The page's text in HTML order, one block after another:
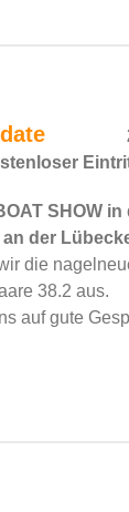
date
SHOW
der
die
38.2 aus.
auf gute